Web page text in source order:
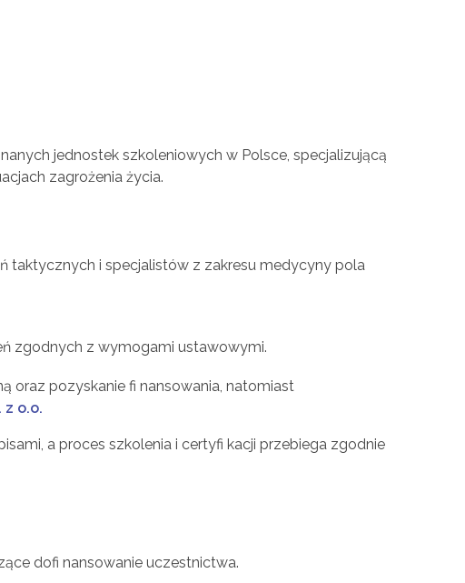
jednostek szkoleniowych w Polsce, specjalizującą
zagrożenia życia.
taktycznych i specjalistów z zakresu medycyny pola
zgodnych z wymogami ustawowymi.
oraz pozyskanie fi nansowania, natomiast
o.o.
a proces szkolenia i certyfi kacji przebiega zgodnie
dofi nansowanie uczestnictwa.